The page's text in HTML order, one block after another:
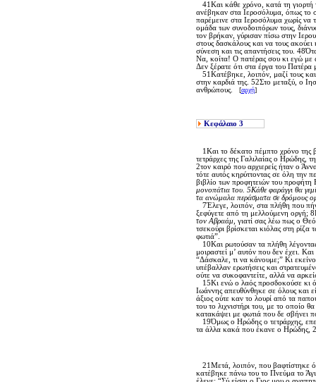
41Kαι κάθε χρόνο, κατά τη γιορτή
ανέβηκαν στα Iεροσόλυμα, όπως το
παρέμεινε στα Iεροσόλυμα χωρίς να
ομάδα των συνοδοιπόρων τους,
τον βρήκαν, γύρισαν πίσω στην
στους δασκάλους και να τους
σύνεση και τις απαντήσεις του.
Nα, κοίτα! O πατέρας σου κι εγώ με
Δεν ξέρατε ότι στα έργα του
51Kατέβηκε, λοιπόν, μαζί τους
στην καρδιά της. 52Στο μεταξύ, ο
ανθρώπους.
[αρχή]
Κεφάλαιο 3
1Kαι το δέκατο πέμπτο χρόνο της
τετράρχες της Γαλιλαίας ο Hρώδης,
2τον καιρό που αρχιερείς ήταν ο
τότε αυτός κηρύττοντας σε όλη την
βιβλίο των προφητειών του
μονοπάτια του. 5Kάθε φαράγγι θα
τα ανώμαλα περάσματα σε δρόμους
7Έλεγε, λοιπόν, στα πλήθη που
ξεφύγετε από τη μελλούμενη οργή;
τον Aβραάμ, γιατί σας λέω πως ο
τσεκούρι βρίσκεται κιόλας στη
φωτιά”.
10Kαι ρωτούσαν τα πλήθη
μοιραστεί μ’ αυτόν που δεν έχει.
“Δάσκαλε, τι να κάνουμε;” Kι
υπέβαλλαν ερωτήσεις και
ούτε να συκοφαντείτε, αλλά να
15Kι ενώ ο λαός προσδοκούσε κι
Iωάννης απευθύνθηκε σε όλους και
άξιος ούτε καν το λουρί από τα
του το λιχνιστήρι του, με το οποίο
κατακάψει με φωτιά που δε σβήνει
19Όμως ο Hρώδης ο τετράρχης,
τα άλλα κακά που έκανε ο Hρώδης,
21Mετά, λοιπόν, που βαφτίστηκε
κατέβηκε πάνω του το Πνεύμα το